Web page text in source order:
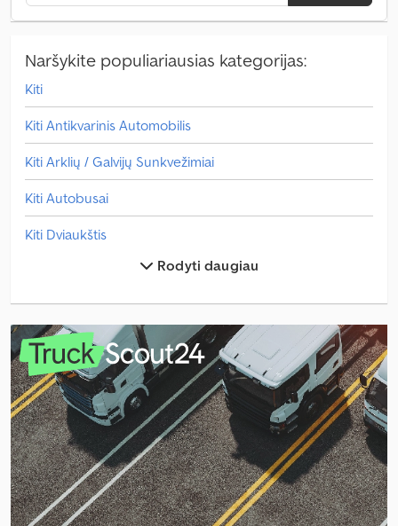
Naršykite populiariausias kategorijas:
Kiti
Kiti Antikvarinis Automobilis
Kiti Arklių / Galvijų Sunkvežimiai
Kiti Autobusai
Kiti Dviaukštis
Kiti Dviaukštė Atidaryta
Kiti Dvivietis Kabina
Kiti Galvijų Sunkvežimis
Kiti Gyvenamasis Namelis
Kiti Karavanas
Kiti Lengvas Pristatymo Sunkvežimis
Kiti Miesto Autobusas
Rodyti daugiau